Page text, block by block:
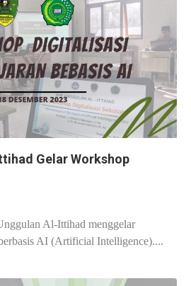
Gelar Workshop
Al-Ittihad menggelar
AI (Artificial Intelligence)....